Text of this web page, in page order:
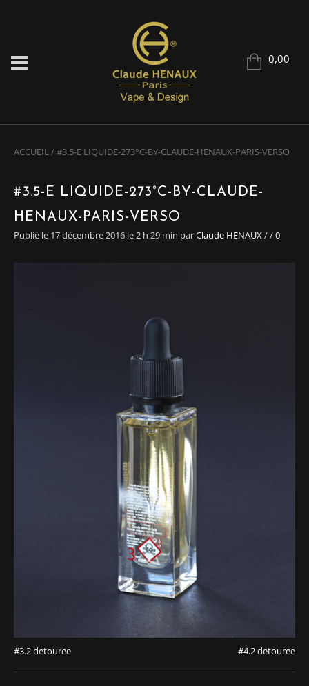
0,00
ACCUEIL/#3.5-E LIQUIDE-273°C-BY-CLAUDE-HENAUX-PARIS-VERSO
#3.5-E LIQUIDE-273°C-BY-CLAUDE-
HENAUX-PARIS-VERSO
Publié le 17 décembre 2016 le 2 h 29 min parClaude HENAUX//0
#3.2 detouree #4.2 detouree